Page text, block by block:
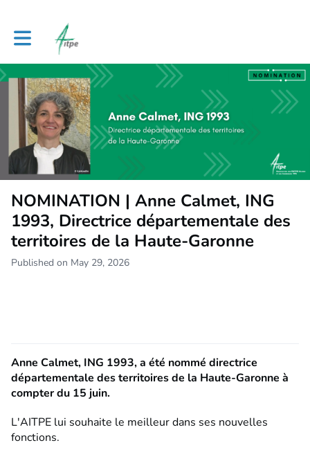
Toggle main navigation
NOMINATION | Anne Calmet, ING
1993, Directrice départementale des
territoires de la Haute-Garonne
Published on May 29, 2026
Anne Calmet, ING 1993, a été nommé directrice
départementale des territoires de la Haute-Garonne à
compter du 15 juin.
L'AITPE lui souhaite le meilleur dans ses nouvelles
fonctions.